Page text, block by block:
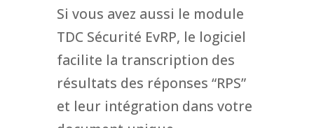
Si vous avez aussi le module
TDC Sécurité EvRP, le logiciel
facilite la transcription des
résultats des réponses “RPS”
et leur intégration dans votre